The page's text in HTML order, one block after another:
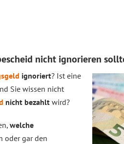
nicht ignorieren
ignoriert? Ist eine
Sie wissen nicht
nicht bezahlt wird?
welche
oder gar den